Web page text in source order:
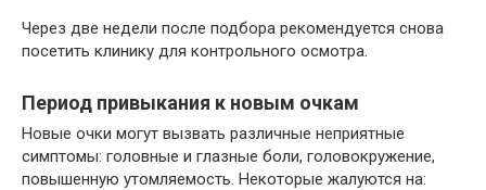
Через две недели после подбора рекомендуется снова
посетить клинику для контрольного осмотра.
Период привыкания к новым очкам
Новые очки могут вызвать различные неприятные
симптомы: головные и глазные боли, головокружение,
повышенную утомляемость. Некоторые жалуются на: